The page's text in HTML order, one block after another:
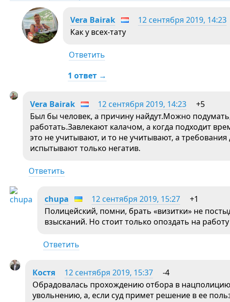
Vera Bairak 12 сентября 2019, 14:23
Как у всех-тату
Ответить
1 ответ →
Vera Bairak 12 сентября 2019, 14:23
+5
Был бы человек, а причину найдут.Можно
работать.Завлекают калачом, а когда подходит
это не учитывают, и то не учитывают, а
испытывают только негатив.
Ответить
chupa 12 сентября 2019, 15:27
+1
Полицейский, помни, брать «визитки» не
взысканий. Но стоит только опоздать на
Ответить
Костя 12 сентября 2019, 15:37
-4
Обрадовалась прохождению отбора в
увольнению, а, если суд примет решение в ее